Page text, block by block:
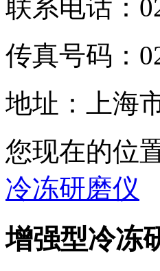
联系电话：
传真号码：
地址：上海
您现在的位
冷冻研磨仪
增强型冷冻